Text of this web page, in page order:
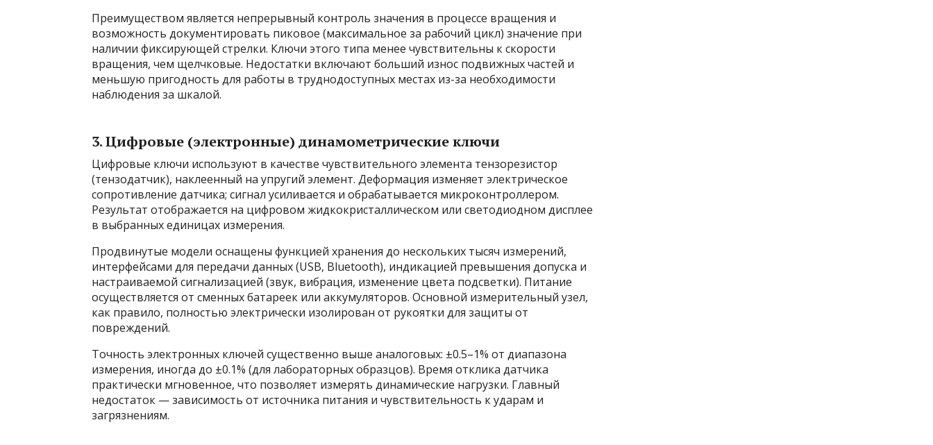
Преимуществом является непрерывный контроль значения в процессе вращения и
возможность документировать пиковое (максимальное за рабочий цикл) значение при
наличии фиксирующей стрелки. Ключи этого типа менее чувствительны к скорости
вращения, чем щелчковые. Недостатки включают больший износ подвижных частей и
меньшую пригодность для работы в труднодоступных местах из-за необходимости
наблюдения за шкалой.
3. Цифровые (электронные) динамометрические ключи
Цифровые ключи используют в качестве чувствительного элемента тензорезистор
(тензодатчик), наклеенный на упругий элемент. Деформация изменяет электрическое
сопротивление датчика; сигнал усиливается и обрабатывается микроконтроллером.
Результат отображается на цифровом жидкокристаллическом или светодиодном дисплее
в выбранных единицах измерения.
Продвинутые модели оснащены функцией хранения до нескольких тысяч измерений,
интерфейсами для передачи данных (USB, Bluetooth), индикацией превышения допуска и
настраиваемой сигнализацией (звук, вибрация, изменение цвета подсветки). Питание
осуществляется от сменных батареек или аккумуляторов. Основной измерительный узел,
как правило, полностью электрически изолирован от рукоятки для защиты от
повреждений.
Точность электронных ключей существенно выше аналоговых: ±0.5–1% от диапазона
измерения, иногда до ±0.1% (для лабораторных образцов). Время отклика датчика
практически мгновенное, что позволяет измерять динамические нагрузки. Главный
недостаток — зависимость от источника питания и чувствительность к ударам и
загрязнениям.